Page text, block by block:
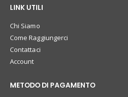
LINK UTILI
Chi Siamo
Come Raggiungerci
Contattaci
Account
METODO DI PAGAMENTO